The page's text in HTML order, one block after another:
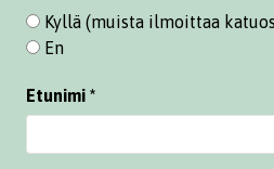
Kyllä (muista ilmoittaa
En
Etunimi